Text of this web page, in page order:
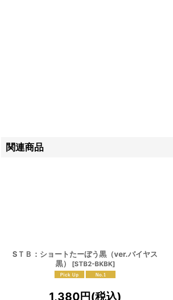
関連商品
SＴＢ：ショートたーぼう黒（ver.バイヤス
黒）
[STB2-BKBK]
1,380円(税込)